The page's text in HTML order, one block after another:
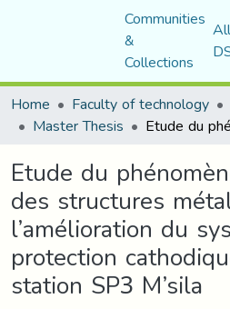
Communities
&
Collections
Home
Faculty of technology
Master Thesis
Etude du
des structures
l’amélioration du
protection
station SP3 M’sila